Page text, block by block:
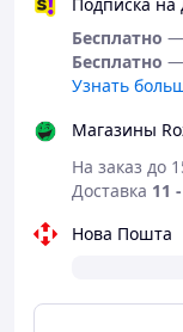
7 слоев
Подшипник:
Продольный
Бесплатно —
Бесплатно —
Узнать
Магазины
На заказ до
Доставка 11
Нова Пошта